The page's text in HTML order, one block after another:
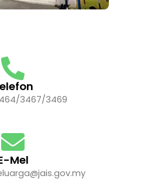
3467/3469
Mel